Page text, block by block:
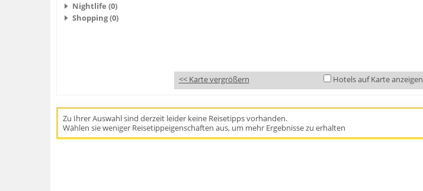
Nightlife (0)
Shopping (0)
<< Karte vergrößern Hotels auf Karte anzeigen
Zu Ihrer Auswahl sind derzeit leider keine Reisetipps vorhanden.
Wählen sie weniger Reisetippeigenschaften aus, um mehr Ergebnisse zu erhalten